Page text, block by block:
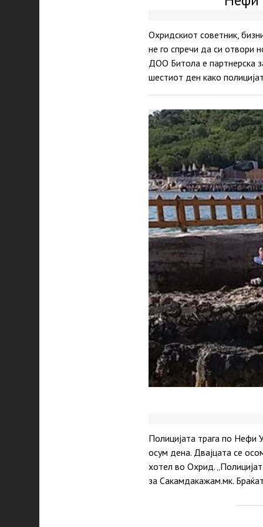
Охридскиот советник,
не го спречи да си отвори
ДОО Битола е партнерска
шестиот ден како
Полицијата трага по Нефи
осум дена. Двајцата се
хотел во Охрид.
за Сакамдакажам.мк.